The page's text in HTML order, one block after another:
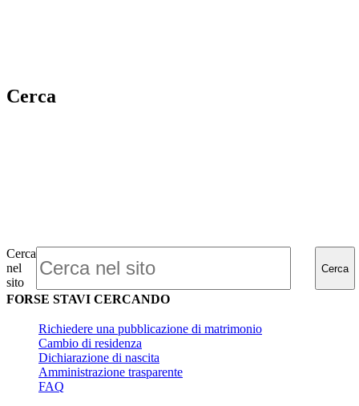
Cerca
Cerca
nel
sito
Cerca
FORSE STAVI CERCANDO
Richiedere una pubblicazione di matrimonio
Cambio di residenza
Dichiarazione di nascita
Amministrazione trasparente
FAQ